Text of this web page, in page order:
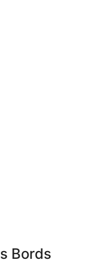
Bords